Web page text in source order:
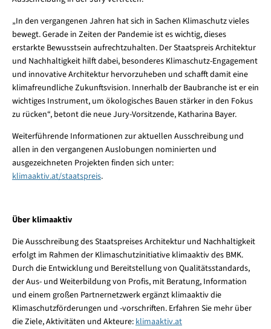
„In den vergangenen Jahren hat sich in Sachen Klimaschutz vieles
bewegt. Gerade in Zeiten der Pandemie ist es wichtig, dieses
erstarkte Bewusstsein aufrechtzuhalten. Der Staatspreis Architektur
und Nachhaltigkeit hilft dabei, besonderes Klimaschutz-Engagement
und innovative Architektur hervorzuheben und schafft damit eine
klimafreundliche Zukunftsvision. Innerhalb der Baubranche ist er ein
wichtiges Instrument, um ökologisches Bauen stärker in den Fokus
zu rücken“, betont die neue Jury-Vorsitzende, Katharina Bayer.
Weiterführende Informationen zur aktuellen Ausschreibung und
allen in den vergangenen Auslobungen nominierten und
ausgezeichneten Projekten finden sich unter:
klimaaktiv.at/staatspreis.
Über klimaaktiv
Die Ausschreibung des Staatspreises Architektur und Nachhaltigkeit
erfolgt im Rahmen der Klimaschutzinitiative klimaaktiv des BMK.
Durch die Entwicklung und Bereitstellung von Qualitätsstandards,
der Aus- und Weiterbildung von Profis, mit Beratung, Information
und einem großen Partnernetzwerk ergänzt klimaaktiv die
Klimaschutzförderungen und -vorschriften. Erfahren Sie mehr über
die Ziele, Aktivitäten und Akteure:klimaaktiv.at